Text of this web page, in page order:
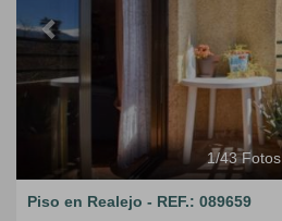
1/43Fotos
Piso en Realejo - REF.: 089659